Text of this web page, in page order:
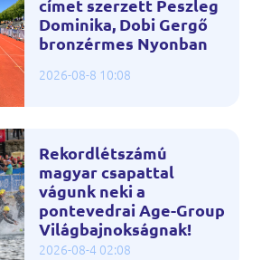
címet szerzett Peszleg
Dominika, Dobi Gergő
bronzérmes Nyonban
2026-08-8 10:08
Rekordlétszámú
magyar csapattal
vágunk neki a
pontevedrai Age-Group
Világbajnokságnak!
2026-08-4 02:08